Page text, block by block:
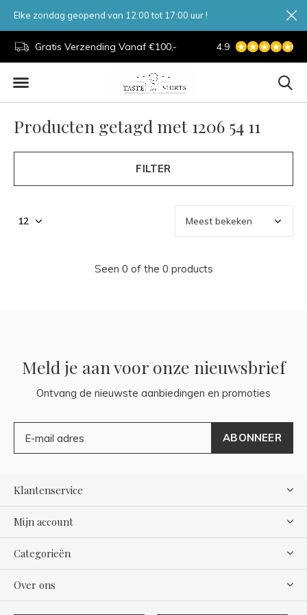
Gratis Verzending Vanaf €100,- 7 Dagen Per
4.9
Elke zondag geopend van 12:00 tot 17:00 uur !
Producten getagd met 1206 54 11
FILTER
Seen 0 of the 0 products
Meld je aan voor onze nieuwsbrief
Ontvang de nieuwste aanbiedingen en promoties
ABONNEER
Klantenservice
Mijn account
Categorieën
Over ons